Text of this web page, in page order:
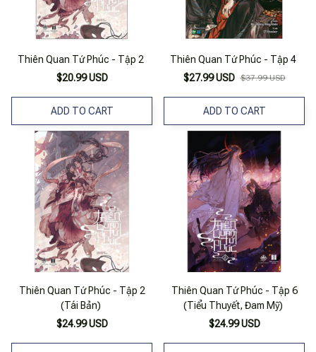
Thiên Quan Tứ Phúc - Tập 2
$20.99 USD
ADD TO CART
Thiên Quan Tứ Phúc - Tập 4
$27.99 USD $37.99 USD
ADD TO CART
Thiên Quan Tứ Phúc - Tập 2
(Tái Bản)
$24.99 USD
Thiên Quan Tứ Phúc - Tập 6
(Tiểu Thuyết, Đam Mỹ)
$24.99 USD